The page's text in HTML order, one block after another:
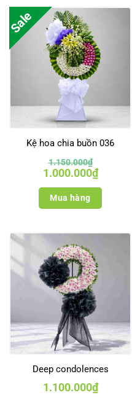
Sale
Kệ hoa chia buồn 036
1.150.000₫
Giá
gốc
là:
1.150.000₫.
1.000.000₫Giá
hiện
tại
Mua hàng
Deep condolences
1.100.000₫